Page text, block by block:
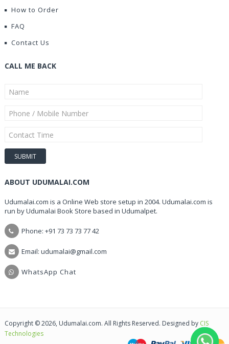
How to Order
FAQ
Contact Us
CALL ME BACK
ABOUT UDUMALAI.COM
Udumalai.com is a Online Web store setup in 2004. Udumalai.com is
run by Udumalai Book Store based in Udumalpet.
Phone: +91 73 73 73 77 42
Email: udumalai@gmail.com
WhatsApp Chat
Copyright © 2026, Udumalai.com. All Rights Reserved. Designed by CIS
Technologies